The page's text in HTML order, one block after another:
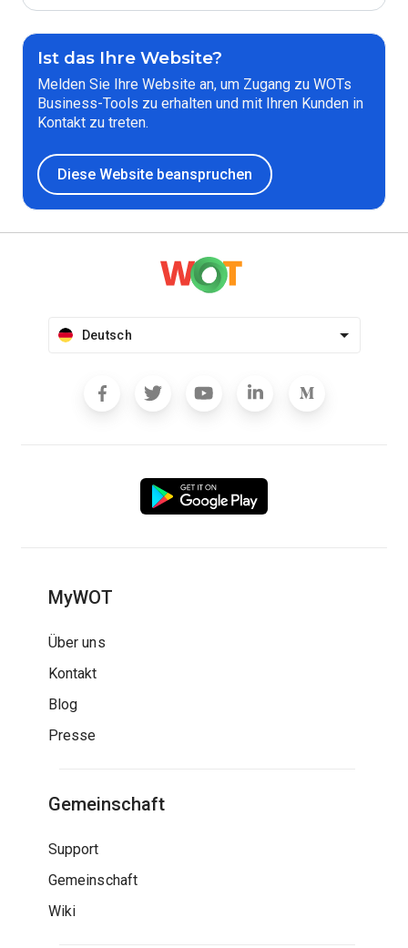
Ist das Ihre Website?
Melden Sie Ihre Website an, um Zugang zu WOTs
Business-Tools zu erhalten und mit Ihren Kunden in
Kontakt zu treten.
Diese Website beanspruchen
Deutsch
MyWOT
Über uns
Kontakt
Blog
Presse
Gemeinschaft
Support
Gemeinschaft
Wiki